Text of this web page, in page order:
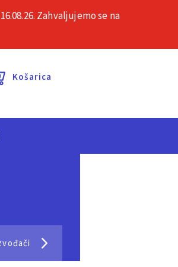
Kontakt
Košarica
Zahvaljujemo se na